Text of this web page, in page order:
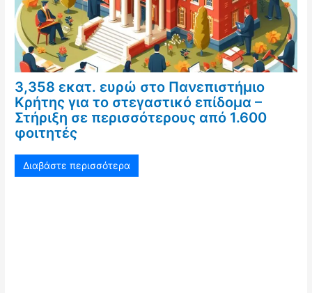
3,358 εκατ. ευρώ στο Πανεπιστήμιο
Κρήτης για το στεγαστικό επίδομα –
Στήριξη σε περισσότερους από 1.600
φοιτητές
Διαβάστε περισσότερα